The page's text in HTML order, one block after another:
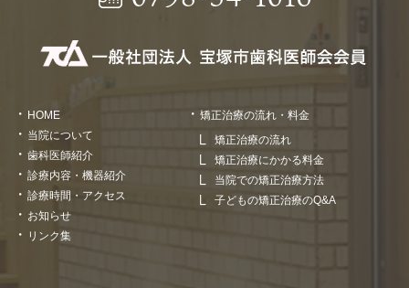
HOME
当院について
歯科医師紹介
診療内容・機器紹介
診療時間・アクセス
お知らせ
矯正治療の流れ・料金
矯正治療の流れ
矯正治療にかかる料金
当院での矯正治療方法
子どもの矯正治療のQ&A
リンク集